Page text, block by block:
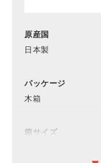
原産国
日本製
パッケージ
木箱
箱サイズ